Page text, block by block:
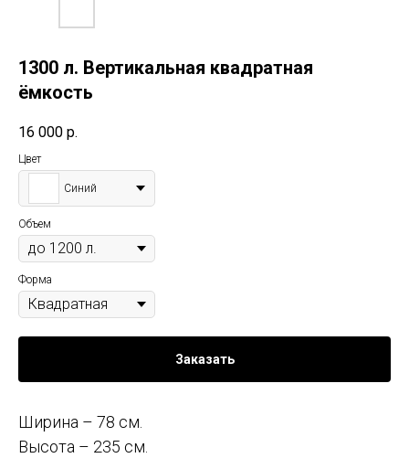
1300 л. Вертикальная квадратная
ёмкость
16 000 р.
Цвет
Синий
Объем
Форма
Заказать
Ширина – 78 см.
Высота – 235 см.